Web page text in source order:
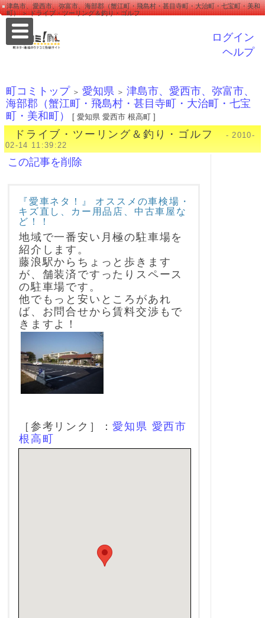
津島市、愛西市、弥富市、海部郡（蟹江町・飛島村・甚目寺町・大治町・七宝町・美和
町） ＞ ドライブ・ツーリング＆釣り・ゴルフ
ログイン
ヘルプ
町コミトップ ＞ 愛知県 ＞ 津島市、愛西市、弥富市、
海部郡（蟹江町・飛島村・甚目寺町・大治町・七宝
町・美和町）
[ 愛知県 愛西市 根高町 ]
ドライブ・ツーリング＆釣り・ゴルフ
- 2010-
02-14 11:39:22
この記事を削除
『愛車ネタ！』 オススメの車検場・
キズ直し、カー用品店、中古車屋な
ど！！
地域で一番安い月極の駐車場を
紹介します。
藤浪駅からちょっと歩きます
が、舗装済ですったりスペース
の駐車場です。
他でもっと安いところがあれ
ば、お問合せから賃料交渉もで
きますよ！
［参考リンク］：愛知県 愛西市
根高町